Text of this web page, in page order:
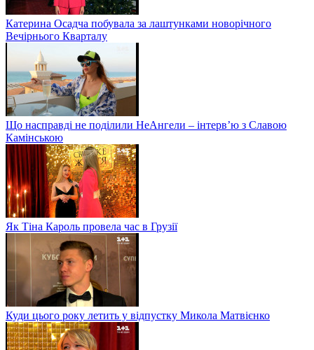
Катерина Осадча побувала за лаштунками новорічного
Вечірнього Кварталу
Що насправді не поділили НеАнгели – інтерв’ю з Славою
Камінською
Як Тіна Кароль провела час в Грузії
Куди цього року летить у відпустку Микола Матвієнко